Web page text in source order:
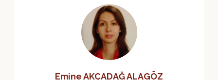
Emine AKÇADAĞ ALAGÖZ